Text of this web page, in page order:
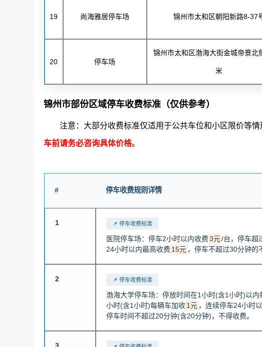
19 尚海雅居停车场 锦州市太和区朝阳新路8-37
20 停车场
锦州市太和区渤海大街金城帝景北
米
锦州市部份区域停车收费标准（仅供参考）
注意：大部分收费标准仅适用于公共车位和小区限价等情
车前请务必咨询具体价格。
# 停车收费规则详情
1 📌 停车收费标准
医院停车场：停车2小时以内收费3元/台，停车超
24小时以内最高收费 15元 ，停车不超过30分钟的
2 📌 停车收费标准
渤海大学停车场：停放时间在1小时(含1小时)以内
小时(含1小时)每辆车加收 1元 ，连续停车24小时
停车时间不超过20分钟(含20分钟)，不得收费。
3